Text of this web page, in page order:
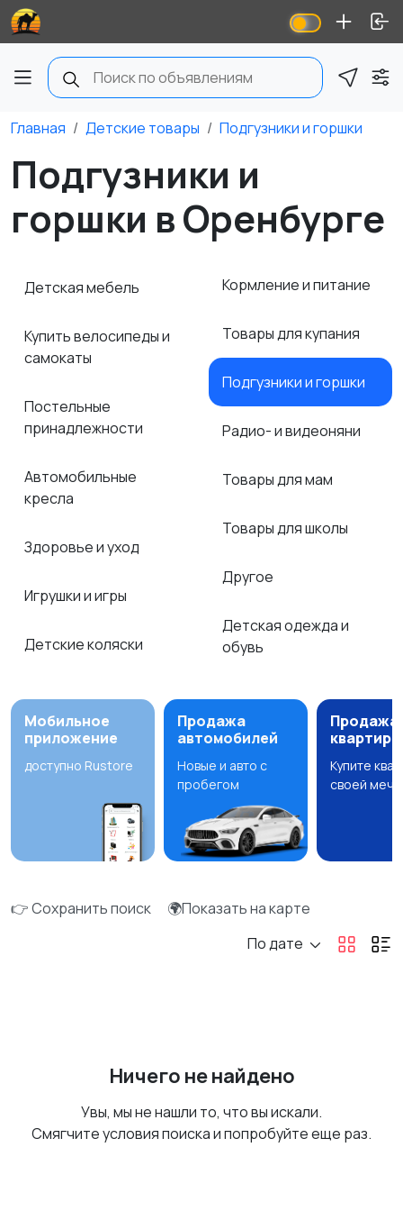
Главная Детские товары Подгузники и горшки
Подгузники и
горшки в Оренбурге
Детская мебель
Купить велосипеды и
самокаты
Постельные
принадлежности
Автомобильные
кресла
Здоровье и уход
Игрушки и игры
Детские коляски
Кормление и питание
Товары для купания
Подгузники и горшки
Радио- и видеоняни
Товары для мам
Товары для школы
Другое
Детская одежда и
обувь
Мобильное
приложение
доступно Rustore
Продажа
автомобилей
Новые и авто с
пробегом
Продажа
квартир
Купите
своей
👉 Сохранить поиск
🌍Показать на карте
По дате
Ничего не найдено
Увы, мы не нашли то, что вы искали.
Смягчите условия поиска и попробуйте еще раз.